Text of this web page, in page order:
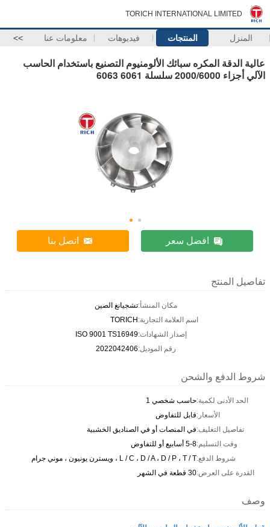
TORICH INTERNATIONAL LIMITED
المنزل المنتجات فيديوهات معلومات عنا >>
عالية الدقة المكره سبائك الألومنيوم التصنيع باستخدام الحاسب
الآلي أجزاء 2000/6000 سلسلة 6061 6063
افضل سعر اتصل بنا
تفاصيل المنتج
مكان المنشأ:تشجيانغ الصين
اسم العلامة التجارية:TORICH
إصدار الشهادات:ISO 9001 TS16949
رقم الموديل:2022042406
شروط الدفع والشحن
الحد الأدنى لكمية:حاسب شخصي 1
الأسعار:قابل للتفاوض
تفاصيل التغليف:في المنصات أو في الصناديق الخشبية
وقت التسليم:5-8 أسابيع أو للتفاوض
شروط الدفع:L / C ، D / A ، D / P ، T / T ، ويسترن يونيون ، موني جرام
القدرة على العرض:30 قطعة في الشهر
وصف